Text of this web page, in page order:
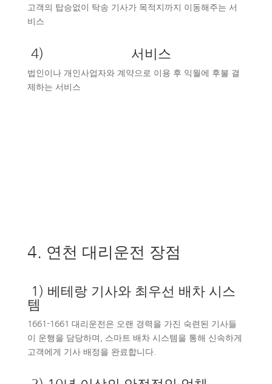
고객의 탑승없이 탁송 기사가 목적지까지 이동해주는 서
비스
4) 서비스
법인이나 개인사업자와 계약으로 이용 후 익월에 후불 결
제하는 서비스
4. 연천 대리운전 장점
1) 베테랑 기사와 최우선 배차 시스
템
1661-1661 대리운전은 오랜 경력을 가진 숙련된 기사들
이 운행을 담당하며, 스마트 배차 시스템을 통해 신속하게
고객에게 기사 배정을 완료합니다.